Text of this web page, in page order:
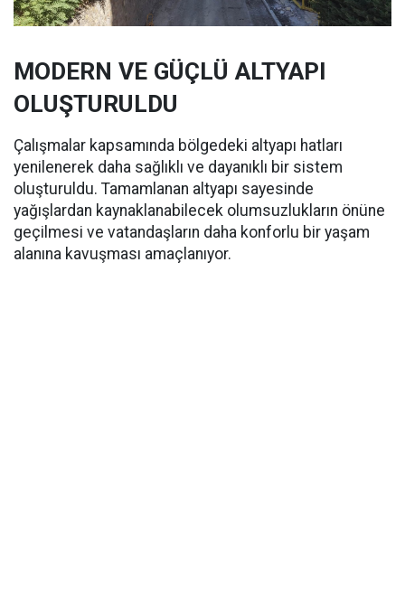
MODERN VE GÜÇLÜ ALTYAPI
OLUŞTURULDU
Çalışmalar kapsamında bölgedeki altyapı hatları
yenilenerek daha sağlıklı ve dayanıklı bir sistem
oluşturuldu. Tamamlanan altyapı sayesinde
yağışlardan kaynaklanabilecek olumsuzlukların önüne
geçilmesi ve vatandaşların daha konforlu bir yaşam
alanına kavuşması amaçlanıyor.